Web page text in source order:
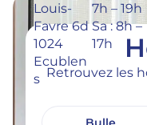
Louis-
Favre 6d
1024
Ecublen
s
7h – 19h
Sa : 8h –
17h
Retrouvez les